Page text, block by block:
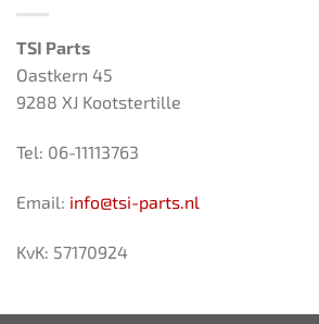
TSI Parts
Oastkern 45
9288 XJ Kootstertille
Tel: 06-11113763
Email: info@tsi-parts.nl
KvK: 57170924